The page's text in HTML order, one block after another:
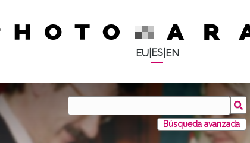
EU| ES| EN
Búsqueda avanzada